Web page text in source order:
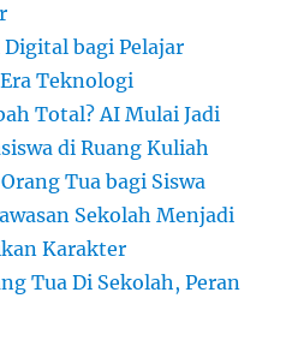
bagi Pelajar
Teknologi
Total? AI Mulai Jadi
di Ruang Kuliah
Tua bagi Siswa
Sekolah Menjadi
Karakter
Tua Di Sekolah, Peran